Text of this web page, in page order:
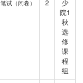
笔试（闭卷） 2
少
院1
秋
选
修
课
程
组